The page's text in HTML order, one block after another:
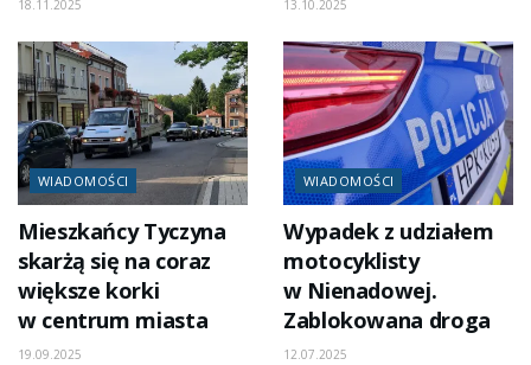
18.11.2025 13.10.2025
WIADOMOŚCI
Mieszkańcy Tyczyna
skarżą się na coraz
większe korki
w centrum miasta
19.09.2025
WIADOMOŚCI
Wypadek z udziałem
motocyklisty
w Nienadowej.
Zablokowana droga
12.07.2025